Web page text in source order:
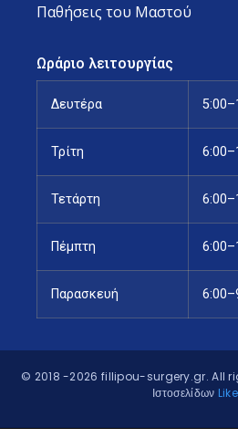
Παθήσεις του Μαστού
Ωράριο λειτουργίας
Δευτέρα
Τρίτη
Τετάρτη
Πέμπτη
Παρασκευή
© 2018 -2026 fillipou-surgery.gr. All
Ιστοσελίδων